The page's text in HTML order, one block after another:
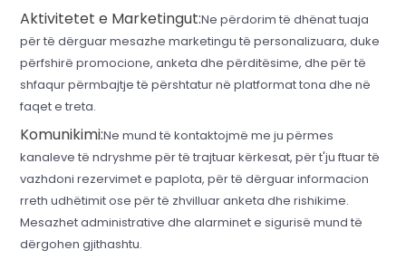
Aktivitetet e Marketingut:Ne përdorim të dhënat tuaja
për të dërguar mesazhe marketingu të personalizuara, duke
përfshirë promocione, anketa dhe përditësime, dhe për të
shfaqur përmbajtje të përshtatur në platformat tona dhe në
faqet e treta.
Komunikimi:Ne mund të kontaktojmë me ju përmes
kanaleve të ndryshme për të trajtuar kërkesat, për t'ju ftuar të
vazhdoni rezervimet e paplota, për të dërguar informacion
rreth udhëtimit ose për të zhvilluar anketa dhe rishikime.
Mesazhet administrative dhe alarminet e sigurisë mund të
dërgohen gjithashtu.